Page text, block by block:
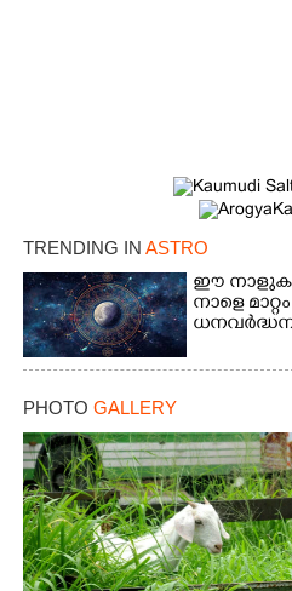
TRENDING IN ASTRO
ഈ
നാളെ
PHOTO GALLERY